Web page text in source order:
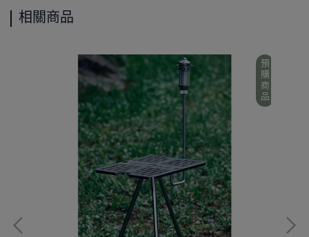
相關商品
預購商品